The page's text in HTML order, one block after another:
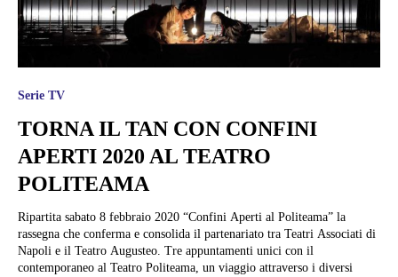
Serie TV
TORNA IL TAN CON CONFINI
APERTI 2020 AL TEATRO
POLITEAMA
Ripartita sabato 8 febbraio 2020 “Confini Aperti al Politeama” la
rassegna che conferma e consolida il partenariato tra Teatri Associati di
Napoli e il Teatro Augusteo. Tre appuntamenti unici con il
contemporaneo al Teatro Politeama, un viaggio attraverso i diversi